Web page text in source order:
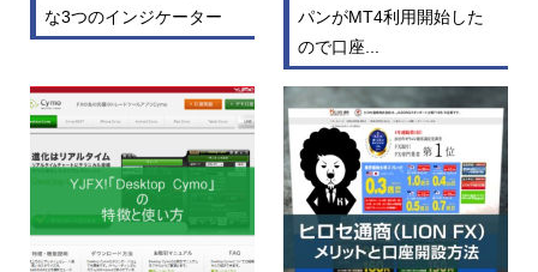
な3つのインジケーター
パンがMT4利用開始した
ので口座...